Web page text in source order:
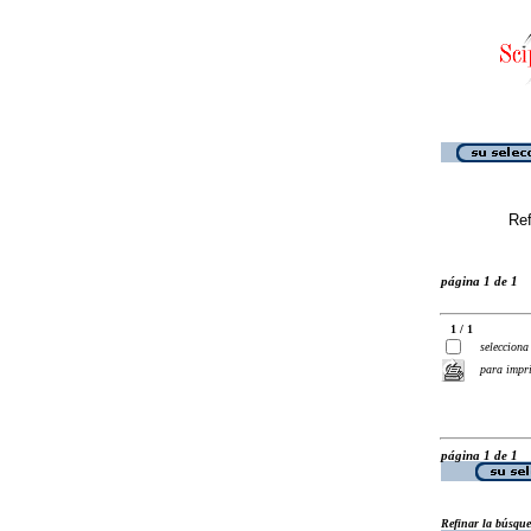
página 1 de 1
1 / 1
selecciona
para
página 1 de 1
Refinar la